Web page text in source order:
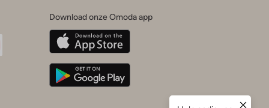
Download onze Omoda app